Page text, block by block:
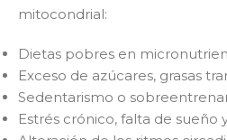
mitocondrial:
Dietas pobres en
Exceso de azúcares, grasas
Sedentarismo o
Estrés crónico, falta de sueño